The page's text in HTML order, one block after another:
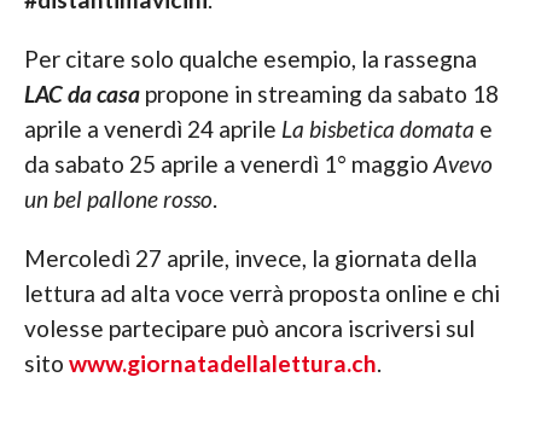
Per citare solo qualche esempio, la rassegna
LAC da casapropone in streaming da sabato 18
aprile a venerdì 24 aprile La bisbetica domata e
da sabato 25 aprile a venerdì 1° maggio Avevo
un bel pallone rosso.
Mercoledì 27 aprile, invece, la giornata della
lettura ad alta voce verrà proposta online e chi
volesse partecipare può ancora iscriversi sul
sito www.giornatadellalettura.ch.